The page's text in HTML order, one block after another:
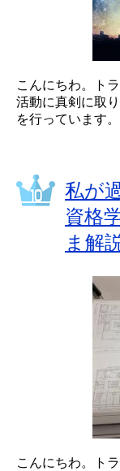
こんにちわ。ト
活動に真剣に取
を行っています
私が
資格
ま解
こんにちわ。ト